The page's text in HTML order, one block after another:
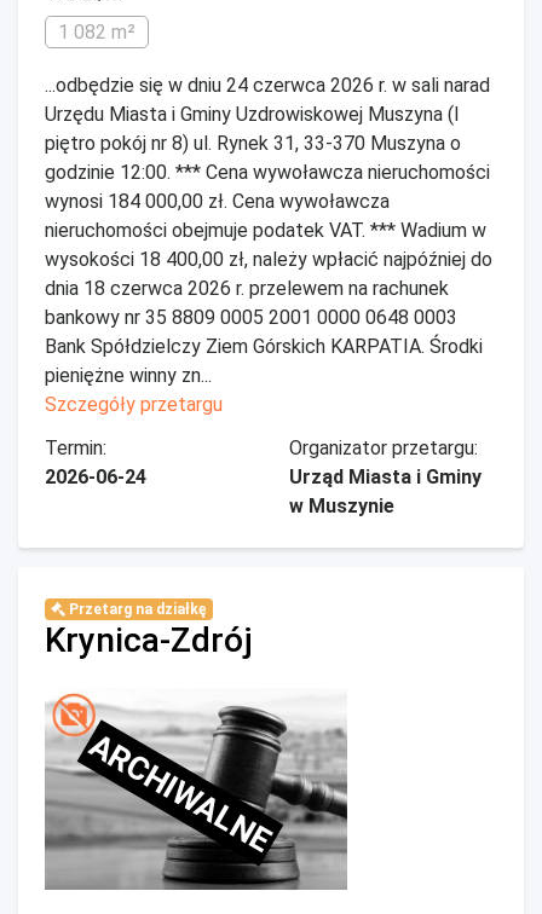
1 082 m²
...odbędzie się w dniu 24 czerwca 2026 r. w sali narad
Urzędu Miasta i Gminy Uzdrowiskowej Muszyna (I
piętro pokój nr 8) ul. Rynek 31, 33-370 Muszyna o
godzinie 12:00. *** Cena wywoławcza nieruchomości
wynosi 184 000,00 zł. Cena wywoławcza
nieruchomości obejmuje podatek VAT. *** Wadium w
wysokości 18 400,00 zł, należy wpłacić najpóźniej do
dnia 18 czerwca 2026 r. przelewem na rachunek
bankowy nr 35 8809 0005 2001 0000 0648 0003
Bank Spółdzielczy Ziem Górskich KARPATIA. Środki
pieniężne winny zn...
Szczegóły przetargu
Termin:
2026-06-24
Organizator przetargu:
Urząd Miasta i Gminy
w Muszynie
Przetarg na działkę
Krynica-Zdrój
ARCHIWALNE